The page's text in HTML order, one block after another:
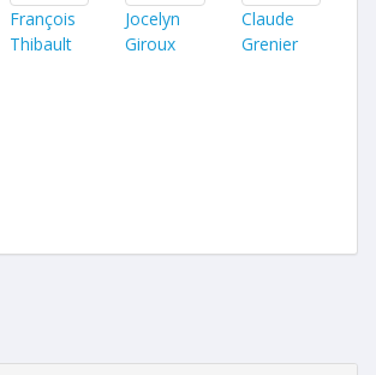
François
Thibault
Jocelyn
Giroux
Claude
Grenier